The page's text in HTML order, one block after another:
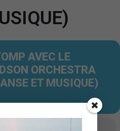
AVEC LE
ORCHESTRA
ET MUSIQUE)